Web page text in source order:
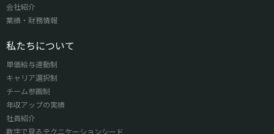
会社紹介
業績・財務情報
私たちについて
単価給与連動制
キャリア選択制
チーム参画制
年収アップの実績
社員紹介
数字で見るテクニケーションシード